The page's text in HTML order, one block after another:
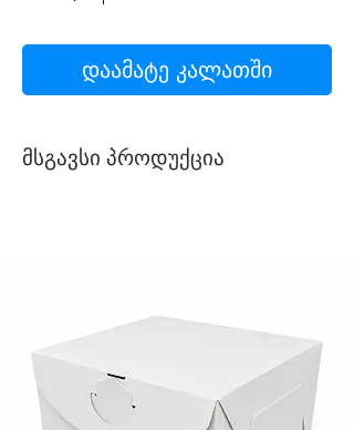
დაამატე კალათში
მსგავსი პროდუქცია